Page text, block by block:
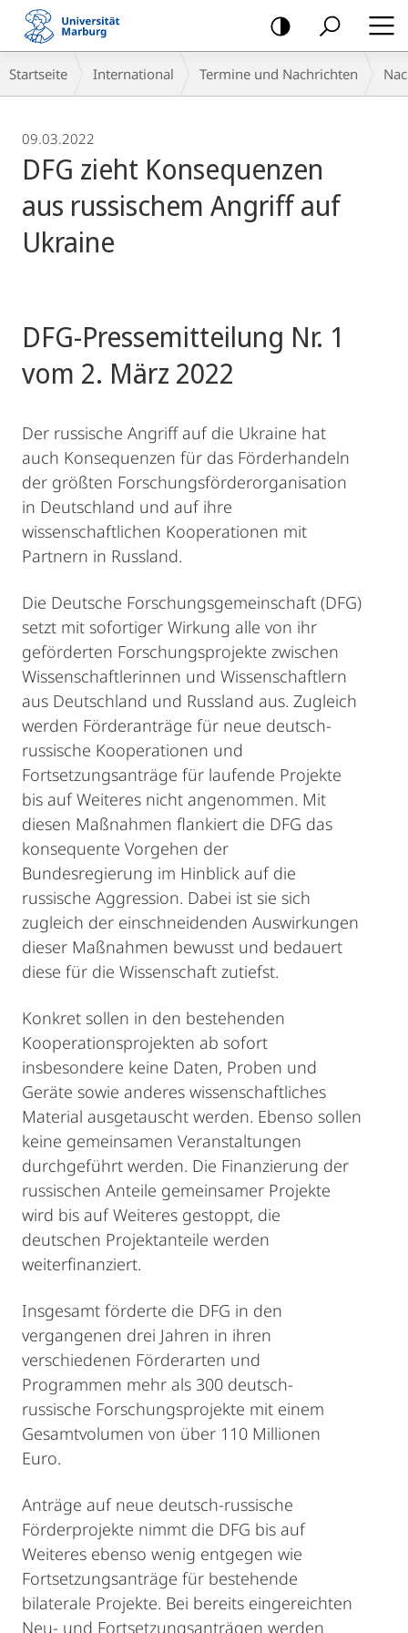
Mobile-
Navigation
Breadcrumb-
Navigation
Startseite International Termine und Nachrichten
09.03.2022
DFG zieht Konsequenzen
aus russischem Angriff auf
Ukraine
DFG-Pressemitteilung Nr. 1
vom 2. März 2022
Der russische Angriff auf die Ukraine hat
auch Konsequenzen für das Förderhandeln
der größten Forschungsförderorganisation
in Deutschland und auf ihre
wissenschaftlichen Kooperationen mit
Partnern in Russland.
Die Deutsche Forschungsgemeinschaft (DFG)
setzt mit sofortiger Wirkung alle von ihr
geförderten Forschungsprojekte zwischen
Wissenschaftlerinnen und Wissenschaftlern
aus Deutschland und Russland aus. Zugleich
werden Förderanträge für neue deutsch-
russische Kooperationen und
Fortsetzungsanträge für laufende Projekte
bis auf Weiteres nicht angenommen. Mit
diesen Maßnahmen flankiert die DFG das
konsequente Vorgehen der
Bundesregierung im Hinblick auf die
russische Aggression. Dabei ist sie sich
zugleich der einschneidenden Auswirkungen
dieser Maßnahmen bewusst und bedauert
diese für die Wissenschaft zutiefst.
Konkret sollen in den bestehenden
Kooperationsprojekten ab sofort
insbesondere keine Daten, Proben und
Geräte sowie anderes wissenschaftliches
Material ausgetauscht werden. Ebenso sollen
keine gemeinsamen Veranstaltungen
durchgeführt werden. Die Finanzierung der
russischen Anteile gemeinsamer Projekte
wird bis auf Weiteres gestoppt, die
deutschen Projektanteile werden
weiterfinanziert.
Insgesamt förderte die DFG in den
vergangenen drei Jahren in ihren
verschiedenen Förderarten und
Programmen mehr als 300 deutsch-
russische Forschungsprojekte mit einem
Gesamtvolumen von über 110 Millionen
Euro.
Anträge auf neue deutsch-russische
Förderprojekte nimmt die DFG bis auf
Weiteres ebenso wenig entgegen wie
Fortsetzungsanträge für bestehende
bilaterale Projekte. Bei bereits eingereichten
Neu- und Fortsetzungsanträgen werden